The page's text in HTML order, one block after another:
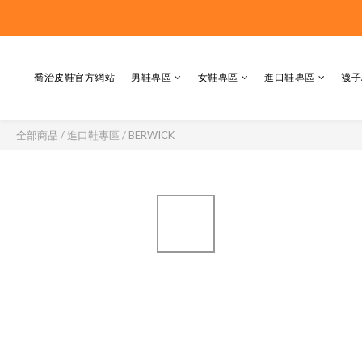
喬治皮鞋官方網站 男鞋專區 女鞋專區 進口鞋專區 襪
全部商品 / 進口鞋專區 / BERWICK